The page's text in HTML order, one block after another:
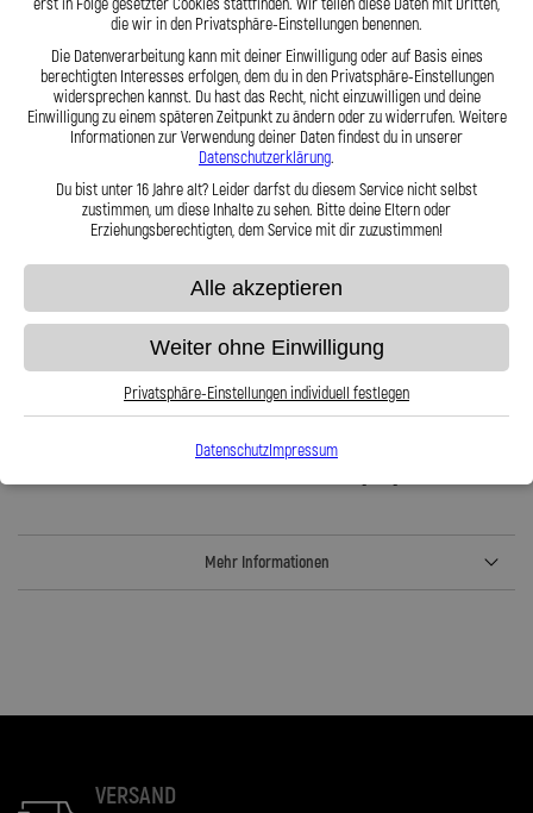
Sonderwünsche oder auch Sondermaße können gerne berücksichtigt
Exakter Druckpunkt
Nicht entflammbar
Sicher gegen Marderverbiss
Wir sind verifiziert und fertigen nach KBA Vorgaben
Trägt zur Leistungssteigerung bei
Druck- und Vacuum geeignet
Verhindert Leistungsverlust durch pulsieren
Nahezu unbegrenzt haltbar
Lieferumfang:
5x Stahlflex Einspritzleitungen + Kupfer Dichtringe (falls benötigt)
Stahlflex Einspritzleitungen für Ihren Audi Coupé 2.0 E sind im Gegensatz zu den
originalen Gummischläuchen nahezu unbegrenzt haltbar.
Zu unsere Stärken gehören Sonder- und Serienanfertigungen. Dabei erfüllen wir
hohe Anforderungen an Qualität und Sicherheit.
Für Ihren Audi Coupé 2.0 E verwenden wir hochfeste Edelstahlanschlüsse.
Mehr Informationen
VERSAND
erst in Folge gesetzter Cookies stattfinden. Wir teilen diese Daten mit Dritten,
die wir in den Privatsphäre-Einstellungen benennen.
Die Datenverarbeitung kann mit deiner Einwilligung oder auf Basis eines
berechtigten Interesses erfolgen, dem du in den Privatsphäre-Einstellungen
widersprechen kannst. Du hast das Recht, nicht einzuwilligen und deine
Einwilligung zu einem späteren Zeitpunkt zu ändern oder zu widerrufen. Weitere
Informationen zur Verwendung deiner Daten findest du in unserer
Datenschutzerklärung.
Du bist unter 16 Jahre alt? Leider darfst du diesem Service nicht selbst
zustimmen, um diese Inhalte zu sehen. Bitte deine Eltern oder
Erziehungsberechtigten, dem Service mit dir zuzustimmen!
Alle akzeptieren
Weiter ohne Einwilligung
Privatsphäre-Einstellungen individuell festlegen
DatenschutzImpressum